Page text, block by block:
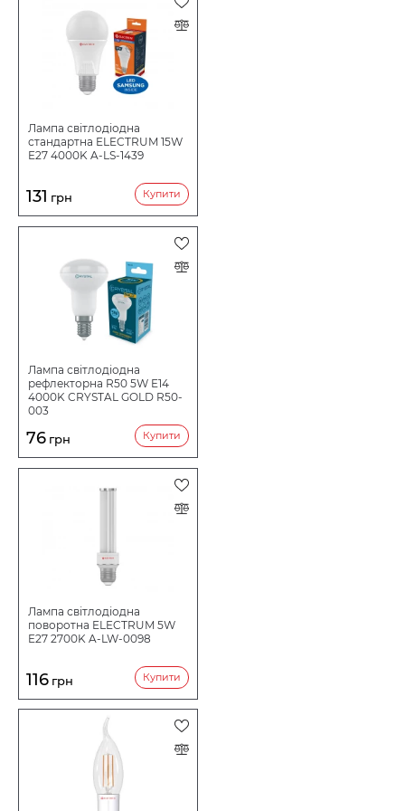
Термін служби ч
Кількість в коробі шт:
Лампа світлодіодна
стандартна ELECTRUM 15W
E27 4000K A-LS-1439
131 грн Купити
Лампа світлодіодна
рефлекторна R50 5W E14
4000K CRYSTAL GOLD R50-
003
76 грн Купити
Лампа світлодіодна
поворотна ELECTRUM 5W
E27 2700K A-LW-0098
116 грн Купити